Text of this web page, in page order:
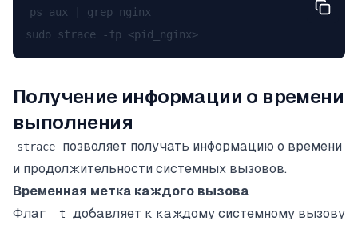
ps aux | grep nginx
Получение информации о времени
выполнения
strace
позволяет получать информацию о времени
и продолжительности системных вызовов.
Временная метка каждого вызова
Флаг
-t
добавляет к каждому системному вызову